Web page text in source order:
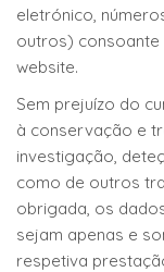
eletrónico,
outros)
website.
Sem prejuízo do
à conservação e
investigação,
como de outros
obrigada, os
sejam apenas e
respetiva